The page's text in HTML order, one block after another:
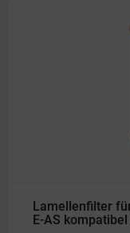
Lamellenfilter
E-AS